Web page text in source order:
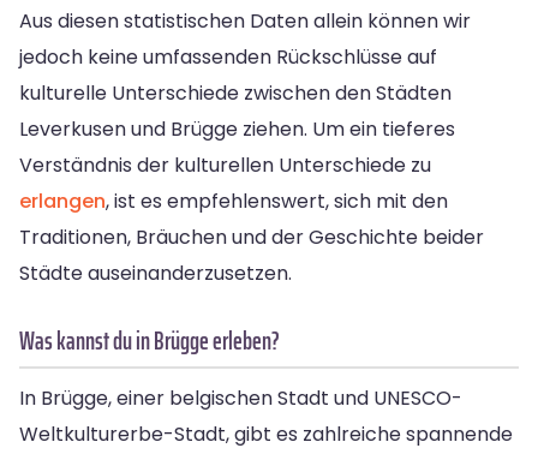
Aus diesen statistischen Daten allein können wir
jedoch keine umfassenden Rückschlüsse auf
kulturelle Unterschiede zwischen den Städten
Leverkusen und Brügge ziehen. Um ein tieferes
Verständnis der kulturellen Unterschiede zu
erlangen, ist es empfehlenswert, sich mit den
Traditionen, Bräuchen und der Geschichte beider
Städte auseinanderzusetzen.
Was kannst du in Brügge erleben?
In Brügge, einer belgischen Stadt und UNESCO-
Weltkulturerbe-Stadt, gibt es zahlreiche spannende